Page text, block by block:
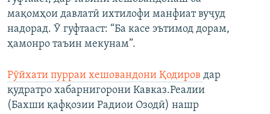
мақомҳои давлатӣ ихтилофи манфиат вуҷуд
надорад. Ӯ гуфтааст: “Ба касе эътимод дорам,
ҳамонро таъин мекунам”.
Рӯйхати пурраи хешовандони Қодиров дар
қудратро хабарнигорони Кавказ.Реалии
(Бахши қафқозии Радиои Озодӣ) нашр